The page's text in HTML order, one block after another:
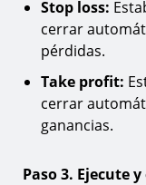
Stop loss:
cerrar
pérdidas.
Take profit:
cerrar
ganancias.
Paso 3. Ejecute